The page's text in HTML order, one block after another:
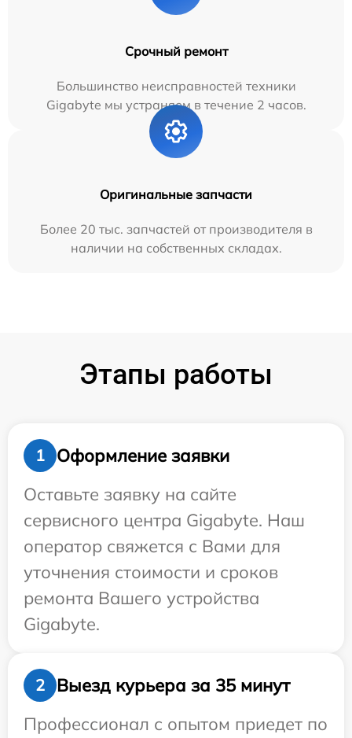
Срочный ремонт
Большинство неисправностей техники
Gigabyte мы устраняем в течение 2 часов.
Оригинальные запчасти
Более 20 тыс. запчастей от производителя в
наличии на собственных складах.
Этапы работы
1
Оформление заявки
Оставьте заявку на сайте
сервисного центра Gigabyte. Наш
оператор свяжется с Вами для
уточнения стоимости и сроков
ремонта Вашего устройства
Gigabyte.
2
Выезд курьера за 35 минут
Профессионал с опытом приедет по